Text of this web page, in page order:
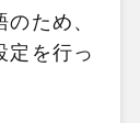
ため、
定を行っ